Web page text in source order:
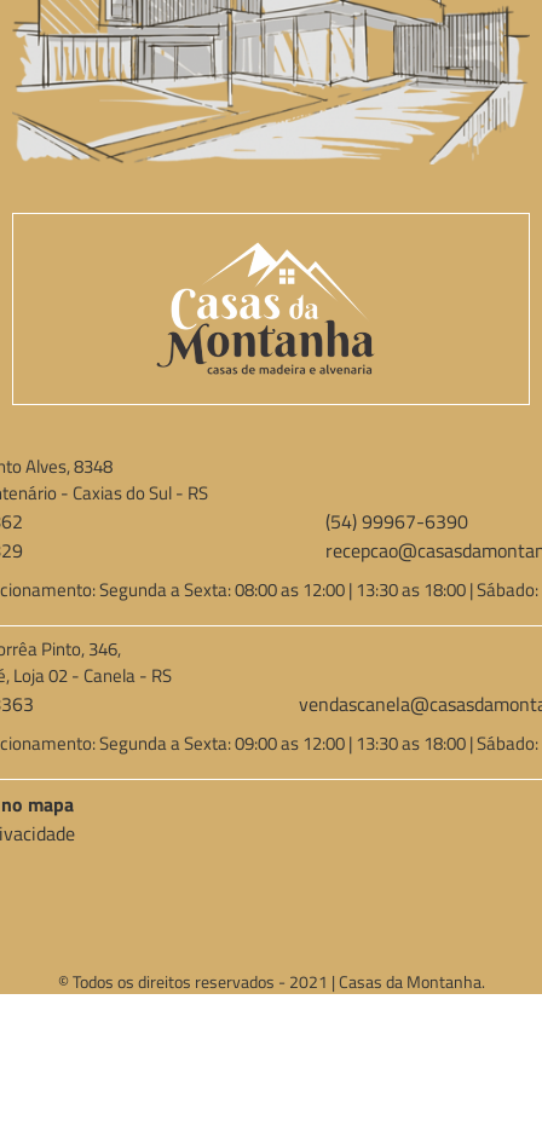
Alves, 8348
- Caxias do Sul - RS
(54) 99967-6390
Segunda a Sexta: 08:00 as 12:00 | 13:30 as 18:00 |
Pinto, 346,
Loja 02 - Canela - RS
Segunda a Sexta: 09:00 as 12:00 | 13:30 as 18:00 |
mapa
© Todos os direitos reservados - 2021 | Casas da Montanha.